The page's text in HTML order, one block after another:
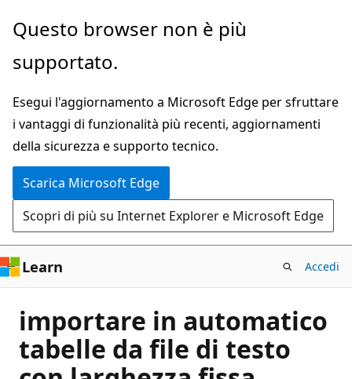
Ignora
passa
contenuto
principale
Questo browser non è più
supportato.
Esegui l'aggiornamento a Microsoft Edge per sfruttare
i vantaggi di funzionalità più recenti, aggiornamenti
della sicurezza e supporto tecnico.
Scarica Microsoft Edge
Scopri di più su Internet Explorer e Microsoft Edge
Learn Accedi
importare in automatico
tabelle da file di testo